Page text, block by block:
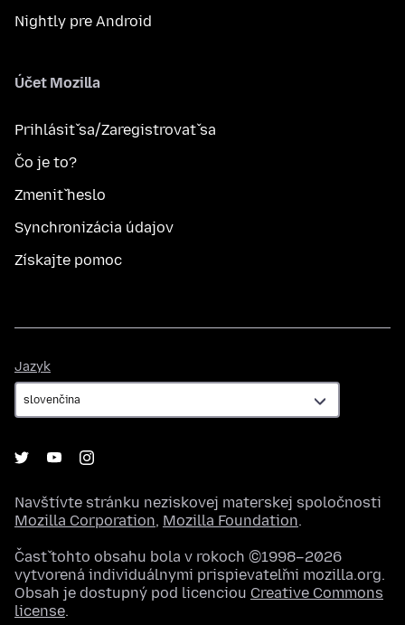
Nightly pre Android
Účet Mozilla
Prihlásiť sa/Zaregistrovať sa
Čo je to?
Zmeniť heslo
Synchronizácia údajov
Získajte pomoc
Jazyk
Navštívte stránku neziskovej materskej spoločnosti
Mozilla Corporation, Mozilla Foundation.
Časť tohto obsahu bola v rokoch ©1998–2026
vytvorená individuálnymi prispievateľmi mozilla.org.
Obsah je dostupný pod licenciou Creative Commons
license.